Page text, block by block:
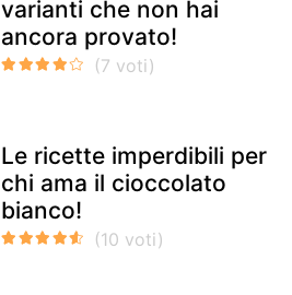
varianti che non hai
ancora provato!
Le ricette imperdibili per
chi ama il cioccolato
bianco!